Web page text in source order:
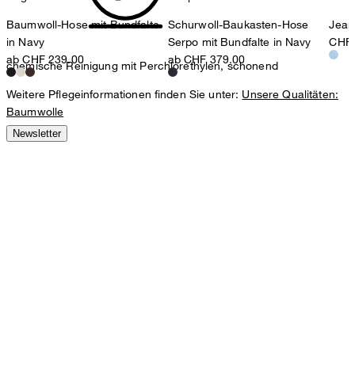
chemische Reinigung mit Perchlorethylen, schonend
Weitere Pflegeinformationen finden Sie unter: Unsere Qualitäten:
Baumwolle
Baumwoll-Hose mit Bundfalte
in Navy
ab CHF 239.00
Schurwoll-Baukasten-Hose
Serpo mit Bundfalte in Navy
ab CHF 379.00
Newsletter